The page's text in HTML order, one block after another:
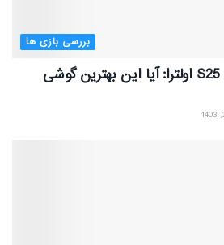
بررسی بازی ها
تکفارس؛ بررسی گلکسی S25 اولترا: آیا این بهترین گوشی